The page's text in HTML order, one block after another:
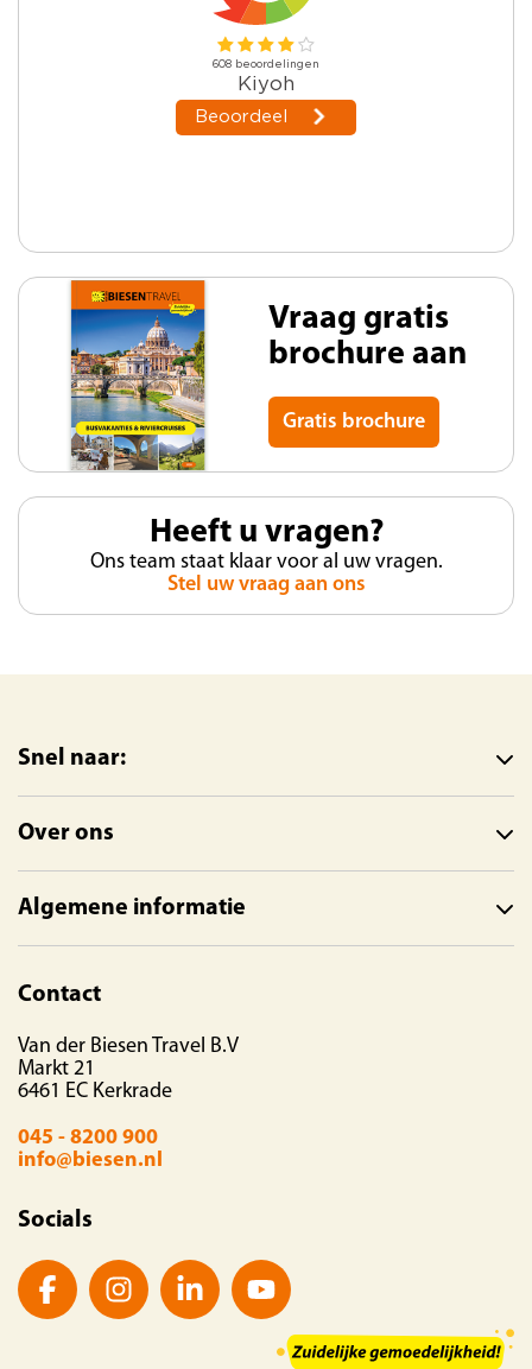
Vraag gratis
brochure aan
Gratis brochure
Heeft u vragen?
Ons team staat klaar voor al uw vragen.
Stel uw vraag aan ons
Snel naar:
Over ons
Algemene informatie
Contact
Van der Biesen Travel B.V
Markt 21
6461 EC Kerkrade
045 - 8200 900
info@biesen.nl
Socials